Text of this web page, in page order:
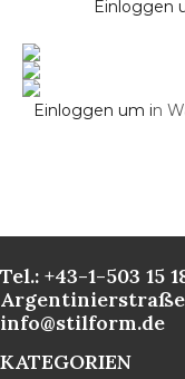
Einloggen
Einloggen um in
Tel.: +43-1-503 15
Argentinierstraße
info@stilform.de
KATEGORIEN